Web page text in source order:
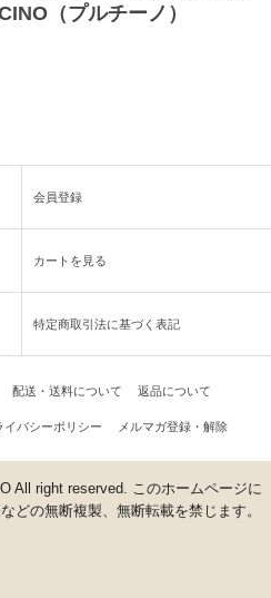
（プルチーノ）
会員登録
カートを見る
特定商取引法に基づく表記
配送・送料について 返品について
イバシーポリシー メルマガ登録・解除
right reserved. このホームページに
どの無断複製、無断転載を禁じます。